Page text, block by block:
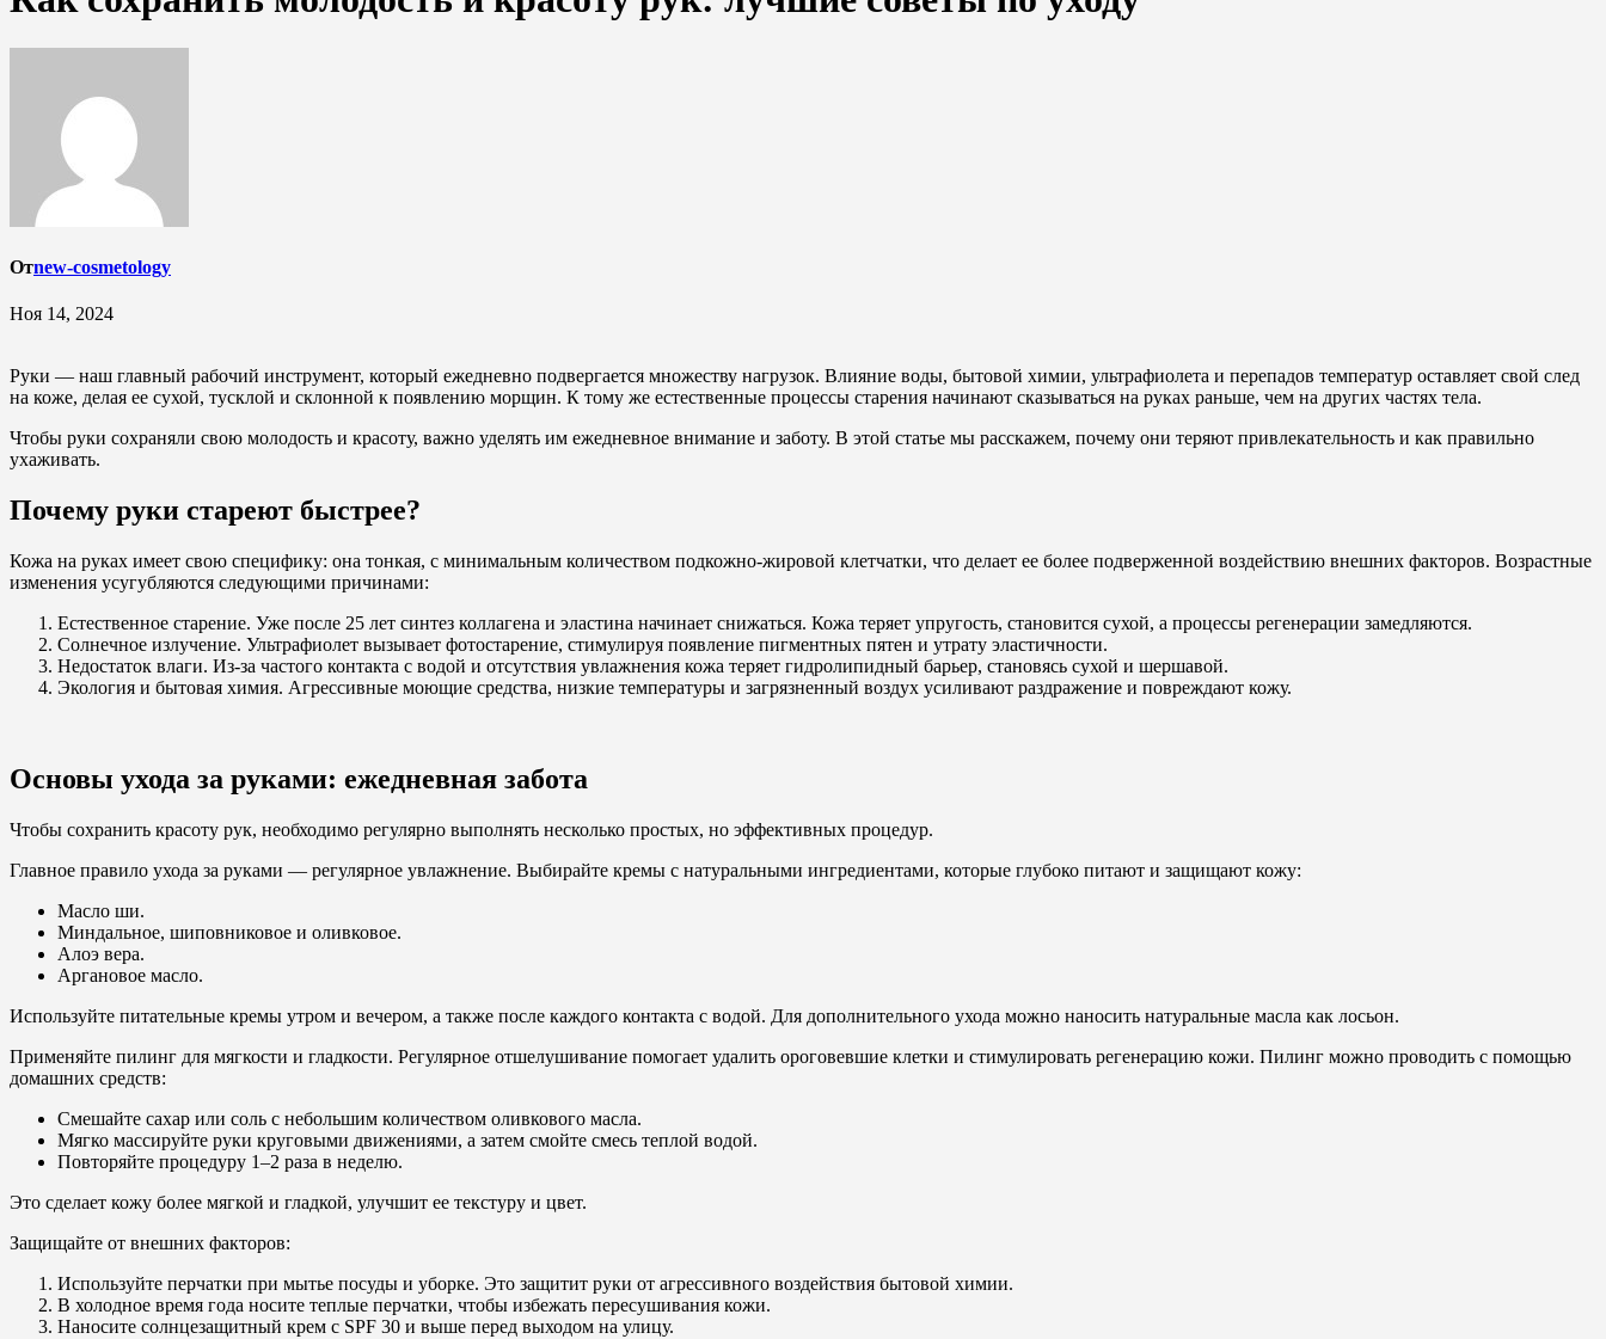
Отnew-cosmetology
Ноя 14, 2024
Руки — наш главный рабочий инструмент, который ежедневно подвергается множеству нагрузок. Влияние воды, бытовой химии, ультрафиолета и перепадов температур оставляет свой след
на коже, делая ее сухой, тусклой и склонной к появлению морщин. К тому же естественные процессы старения начинают сказываться на руках раньше, чем на других частях тела.
Чтобы руки сохраняли свою молодость и красоту, важно уделять им ежедневное внимание и заботу. В этой статье мы расскажем, почему они теряют привлекательность и как правильно
ухаживать.
Почему руки стареют быстрее?
Кожа на руках имеет свою специфику: она тонкая, с минимальным количеством подкожно-жировой клетчатки, что делает ее более подверженной воздействию внешних факторов. Возрастные
изменения усугубляются следующими причинами:
Естественное старение. Уже после 25 лет синтез коллагена и эластина начинает снижаться. Кожа теряет упругость, становится сухой, а процессы регенерации замедляются.
Солнечное излучение. Ультрафиолет вызывает фотостарение, стимулируя появление пигментных пятен и утрату эластичности.
Недостаток влаги. Из-за частого контакта с водой и отсутствия увлажнения кожа теряет гидролипидный барьер, становясь сухой и шершавой.
Экология и бытовая химия. Агрессивные моющие средства, низкие температуры и загрязненный воздух усиливают раздражение и повреждают кожу.
Основы ухода за руками: ежедневная забота
Чтобы сохранить красоту рук, необходимо регулярно выполнять несколько простых, но эффективных процедур.
Главное правило ухода за руками — регулярное увлажнение. Выбирайте кремы с натуральными ингредиентами, которые глубоко питают и защищают кожу:
Масло ши.
Миндальное, шиповниковое и оливковое.
Алоэ вера.
Аргановое масло.
Используйте питательные кремы утром и вечером, а также после каждого контакта с водой. Для дополнительного ухода можно наносить натуральные масла как лосьон.
Применяйте пилинг для мягкости и гладкости. Регулярное отшелушивание помогает удалить ороговевшие клетки и стимулировать регенерацию кожи. Пилинг можно проводить с помощью
домашних средств:
Смешайте сахар или соль с небольшим количеством оливкового масла.
Мягко массируйте руки круговыми движениями, а затем смойте смесь теплой водой.
Повторяйте процедуру 1–2 раза в неделю.
Это сделает кожу более мягкой и гладкой, улучшит ее текстуру и цвет.
Защищайте от внешних факторов:
Используйте перчатки при мытье посуды и уборке. Это защитит руки от агрессивного воздействия бытовой химии.
В холодное время года носите теплые перчатки, чтобы избежать пересушивания кожи.
Наносите солнцезащитный крем с SPF 30 и выше перед выходом на улицу.